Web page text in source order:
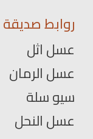
روابط صديقة
عسل اثل
عسل الرمان
سيو سلة
عسل النحل